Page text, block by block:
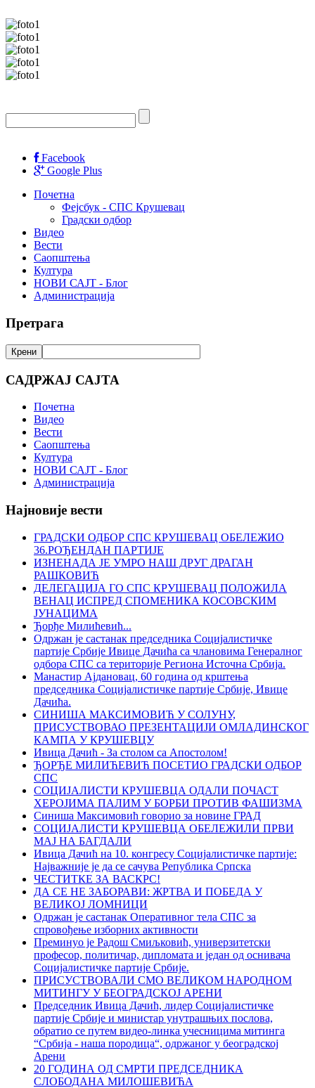
Facebook
Google Plus
Почетна
Фејсбук - СПС Крушевац
Градски одбор
Видео
Вести
Саопштења
Култура
НОВИ САЈТ - Блог
Администрација
Претрага
САДРЖАЈ САЈТА
Почетна
Видео
Вести
Саопштења
Култура
НОВИ САЈТ - Блог
Администрација
Најновије вести
ГРАДСКИ ОДБОР СПС КРУШЕВАЦ ОБЕЛЕЖИО
36.РОЂЕНДАН ПАРТИЈЕ
ИЗНЕНАДА ЈЕ УМРО НАШ ДРУГ ДРАГАН
РАШКОВИЋ
ДЕЛЕГАЦИЈА ГО СПС КРУШЕВАЦ ПОЛОЖИЛА
ВЕНАЦ ИСПРЕД СПОМЕНИКА КОСОВСКИМ
ЈУНАЦИМА
Ђорђе Милићевић...
Одржан је састанак председника Социјалистичке
партије Србије Ивице Дачића са члановима Генералног
одбора СПС са територије Региона Источна Србија.
Манастир Ајдановац, 60 година од крштења
председника Социјалистичке партије Србије, Ивице
Дачића.
СИНИША МАКСИМОВИЋ У СОЛУНУ,
ПРИСУСТВОВАО ПРЕЗЕНТАЦИЈИ ОМЛАДИНСКОГ
КАМПА У КРУШЕВЦУ
Ивица Дачић - За столом са Апостолом!
ЂОРЂЕ МИЛИЋЕВИЋ ПОСЕТИО ГРАДСКИ ОДБОР
СПС
СОЦИЈАЛИСТИ КРУШЕВЦА ОДАЛИ ПОЧАСТ
ХЕРОЈИМА ПАЛИМ У БОРБИ ПРОТИВ ФАШИЗМА
Синиша Максимовић говорио за новине ГРАД
СОЦИЈАЛИСТИ КРУШЕВЦА ОБЕЛЕЖИЛИ ПРВИ
МАЈ НА БАГДАЛИ
Ивица Дачић на 10. конгресу Социјалистичке партије:
Најважније је да се сачува Република Српска
ЧЕСТИТКЕ ЗА ВАСКРС!
ДА СЕ НЕ ЗАБОРАВИ: ЖРТВА И ПОБЕДА У
ВЕЛИКОЈ ЛОМНИЦИ
Oдржан је састанак Оперативног тела СПС за
спровођење изборних активности
Преминуо је Радош Смиљковић, универзитетски
професор, политичар, дипломата и један од оснивача
Социјалистичке партије Србије.
ПРИСУСТВОВАЛИ СМО ВЕЛИКОМ НАРОДНОМ
МИТИНГУ У БЕОГРАДСКОЈ АРЕНИ
Председник Ивица Дачић, лидер Социјалистичке
партије Србије и министар унутрашњих послова,
обратио се путем видео-линка учесницима митинга
“Србија - наша породица“, одржаног у београдској
Арени
20 ГОДИНА ОД СМРТИ ПРЕДСЕДНИКА
СЛОБОДАНА МИЛОШЕВИЋА